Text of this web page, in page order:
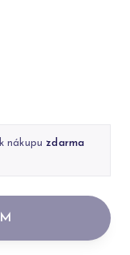
k nákupu zdarma